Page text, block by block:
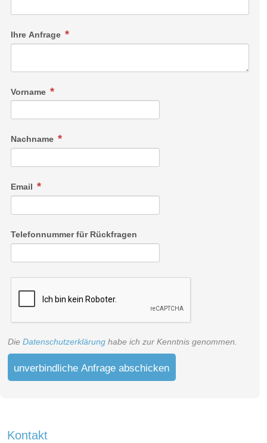
Ihre Anfrage
Vorname
Nachname
Email
Telefonnummer für Rückfragen
Die Datenschutzerklärung habe ich zur Kenntnis genommen.
unverbindliche Anfrage abschicken
Kontakt